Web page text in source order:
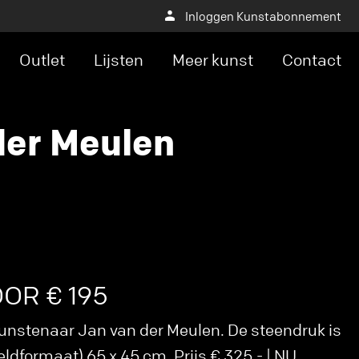
Inloggen Kunstabonnement
Outlet Lijsten Meer kunst Contact
Meulen
€ 195
Jan van der Meulen. De steendruk is